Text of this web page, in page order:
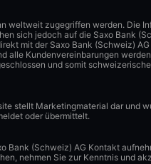
weltweit zugegriffen werden. Die
sich jedoch auf die Saxo Bank
mit der Saxo Bank (Schweiz) AG
alle Kundenvereinbarungen
und somit
stellt Marketingmaterial dar und
oder übermittelt.
Bank (Schweiz) AG Kontakt
nehmen Sie zur Kenntnis und